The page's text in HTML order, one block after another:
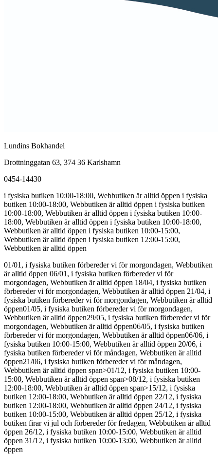
Lundins Bokhandel
Drottninggatan 63, 374 36 Karlshamn
0454-14430
i fysiska butiken 10:00-18:00, Webbutiken är alltid öppen i fysiska
butiken 10:00-18:00, Webbutiken är alltid öppen i fysiska butiken
10:00-18:00, Webbutiken är alltid öppen i fysiska butiken 10:00-
18:00, Webbutiken är alltid öppen i fysiska butiken 10:00-18:00,
Webbutiken är alltid öppen i fysiska butiken 10:00-15:00,
Webbutiken är alltid öppen i fysiska butiken 12:00-15:00,
Webbutiken är alltid öppen
01/01, i fysiska butiken förbereder vi för morgondagen, Webbutiken
är alltid öppen 06/01, i fysiska butiken förbereder vi för
morgondagen, Webbutiken är alltid öppen 18/04, i fysiska butiken
förbereder vi för morgondagen, Webbutiken är alltid öppen 21/04, i
fysiska butiken förbereder vi för morgondagen, Webbutiken är alltid
öppen01/05, i fysiska butiken förbereder vi för morgondagen,
Webbutiken är alltid öppen29/05, i fysiska butiken förbereder vi för
morgondagen, Webbutiken är alltid öppen06/05, i fysiska butiken
förbereder vi för morgondagen, Webbutiken är alltid öppen06/06, i
fysiska butiken 10:00-15:00, Webbutiken är alltid öppen 20/06, i
fysiska butiken förbereder vi för måndagen, Webbutiken är alltid
öppen21/06, i fysiska butiken förbereder vi för måndagen,
Webbutiken är alltid öppen span>01/12, i fysiska butiken 10:00-
15:00, Webbutiken är alltid öppen span>08/12, i fysiska butiken
12:00-18:00, Webbutiken är alltid öppen span>15/12, i fysiska
butiken 12:00-18:00, Webbutiken är alltid öppen 22/12, i fysiska
butiken 12:00-18:00, Webbutiken är alltid öppen 24/12, i fysiska
butiken 10:00-15:00, Webbutiken är alltid öppen 25/12, i fysiska
butiken firar vi jul och förbereder för fredagen, Webbutiken är alltid
öppen 26/12, i fysiska butiken 10:00-15:00, Webbutiken är alltid
öppen 31/12, i fysiska butiken 10:00-13:00, Webbutiken är alltid
öppen